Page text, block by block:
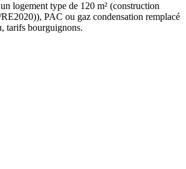
logement type de 120 m² (construction
), PAC ou gaz condensation remplacé
tarifs bourguignons.